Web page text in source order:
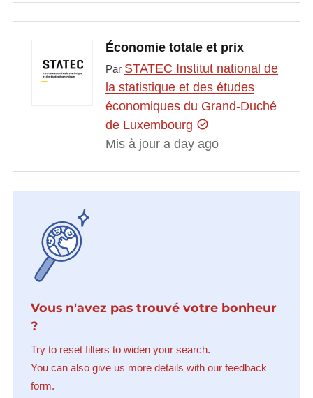
Économie totale et prix
Par STATEC Institut national de
la statistique et des études
économiques du Grand-Duché
de Luxembourg
Mis à jour a day ago
Vous n'avez pas trouvé votre bonheur
?
Try to reset filters to widen your search.
You can also give us more details with our feedback
form.